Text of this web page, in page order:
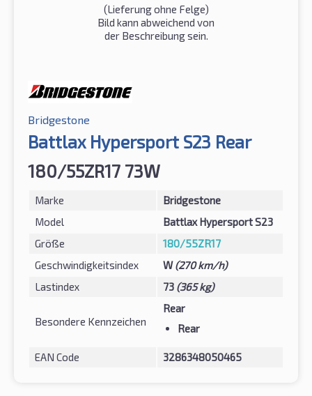
(Lieferung ohne Felge)
Bild kann abweichend von
der Beschreibung sein.
Bridgestone
Battlax Hypersport S23 Rear
180/55ZR17 73W
Marke
Bridgestone
Model
Battlax Hypersport S23
Größe
180/55ZR17
Geschwindigkeitsindex
W(270 km/h)
Lastindex
73 (365 kg)
Besondere Kennzeichen
Rear
Rear
EAN Code 3286348050465